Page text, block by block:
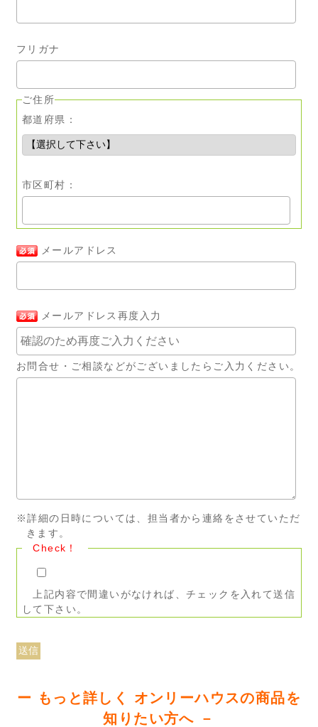
フリガナ
ご住所
都道府県：
市区町村：
メールアドレス
メールアドレス再度入力
お問合せ・ご相談などがございましたらご入力ください。
※詳細の日時については、担当者から連絡をさせていただ
きます。
Check！
上記内容で間違いがなければ、チェックを入れて送信
して下さい。
ー もっと詳しく オンリーハウスの商品を
知りたい方へ －